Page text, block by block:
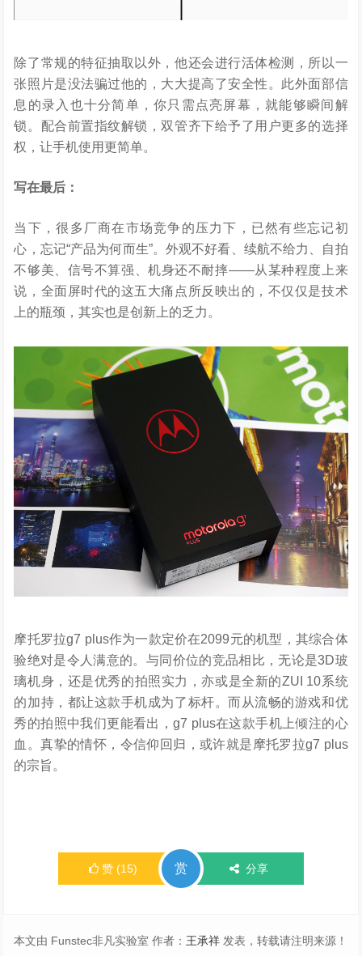
除了常规的特征抽取以外，他还会进行活体检测，所以一
张照片是没法骗过他的，大大提高了安全性。此外面部信
息的录入也十分简单，你只需点亮屏幕，就能够瞬间解
锁。配合前置指纹解锁，双管齐下给予了用户更多的选择
权，让手机使用更简单。
写在最后：
当下，很多厂商在市场竞争的压力下，已然有些忘记初
心，忘记“产品为何而生”。外观不好看、续航不给力、自拍
不够美、信号不算强、机身还不耐摔——从某种程度上来
说，全面屏时代的这五大痛点所反映出的，不仅仅是技术
上的瓶颈，其实也是创新上的乏力。
摩托罗拉g7 plus作为一款定价在2099元的机型，其综合体
验绝对是令人满意的。与同价位的竞品相比，无论是3D玻
璃机身，还是优秀的拍照实力，亦或是全新的ZUI 10系统
的加持，都让这款手机成为了标杆。而从流畅的游戏和优
秀的拍照中我们更能看出，g7 plus在这款手机上倾注的心
血。真挚的情怀，令信仰回归，或许就是摩托罗拉g7 plus
的宗旨。
赞 (15) 赏 分享
本文由 Funstec非凡实验室 作者：王承祥 发表，转载请注明来源！